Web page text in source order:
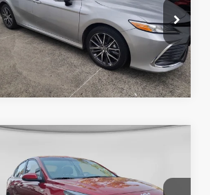
Nissan Autocom Morelia Chapultepec
VIN:4T1F31AK3NU596577Valores:619075
Disponible 89,188 km Ext. Int.
ASESOR
OBTÉN FINANCIAMIENTO
2022KIA RIOL TM
CONTACTAR UN